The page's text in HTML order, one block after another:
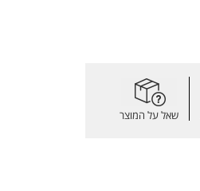
שאל על המוצר